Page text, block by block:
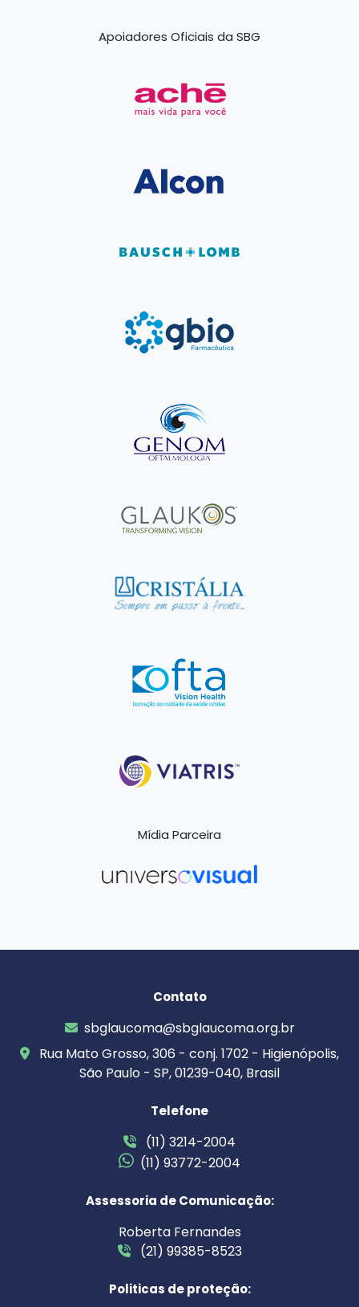
Apoiadores Oficiais da SBG
Mídia Parceira
Contato
sbglaucoma@sbglaucoma.org.br
Rua Mato Grosso, 306 - conj. 1702 - Higienópolis,
São Paulo - SP, 01239-040, Brasil
Telefone
(11) 3214-2004
(11) 93772-2004
Assessoria de Comunicação:
Roberta Fernandes
(21) 99385-8523
Politicas de proteção: